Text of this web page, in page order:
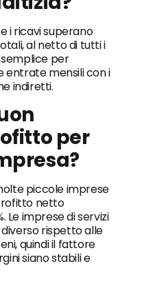
i ricavi superano
al netto di tutti i
per
entrate mensili con i
indiretti.
per
piccole imprese
netto
Le imprese di servizi
rispetto alle
quindi il fattore
siano stabili e